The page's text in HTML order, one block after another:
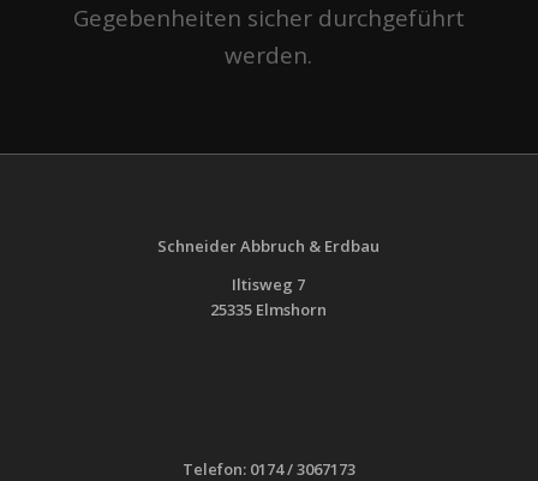
Gegebenheiten sicher durchgeführt
werden.
Schneider Abbruch & Erdbau
Iltisweg 7
25335 Elmshorn
Telefon: 0174 / 3067173